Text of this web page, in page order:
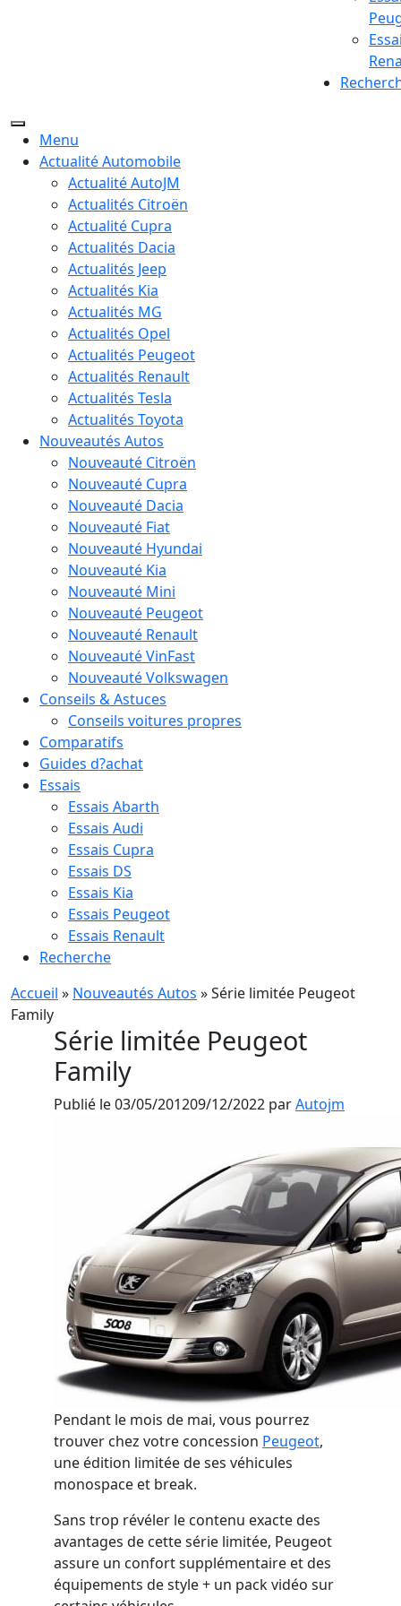
Menu
Actualité Automobile
Actualité AutoJM
Actualités Citroën
Actualité Cupra
Actualités Dacia
Actualités Jeep
Actualités Kia
Actualités MG
Actualités Opel
Actualités Peugeot
Actualités Renault
Actualités Tesla
Actualités Toyota
Nouveautés Autos
Nouveauté Citroën
Nouveauté Cupra
Nouveauté Dacia
Nouveauté Fiat
Nouveauté Hyundai
Nouveauté Kia
Nouveauté Mini
Nouveauté Peugeot
Nouveauté Renault
Nouveauté VinFast
Nouveauté Volkswagen
Conseils & Astuces
Conseils voitures propres
Comparatifs
Guides d?achat
Essais
Essais Abarth
Essais Audi
Essais Cupra
Essais DS
Essais Kia
Essais Peugeot
Essais Renault
Recherche
Accueil » Nouveautés Autos »Série limitée Peugeot
Family
Série limitée Peugeot
Family
Publié le03/05/201209/12/2022 parAutojm
Pendant le mois de mai, vous pourrez
trouver chez votre concession Peugeot,
une édition limitée de ses véhicules
monospace et break.
Sans trop révéler le contenu exacte des
avantages de cette série limitée, Peugeot
assure un confort supplémentaire et des
équipements de style + un pack vidéo sur